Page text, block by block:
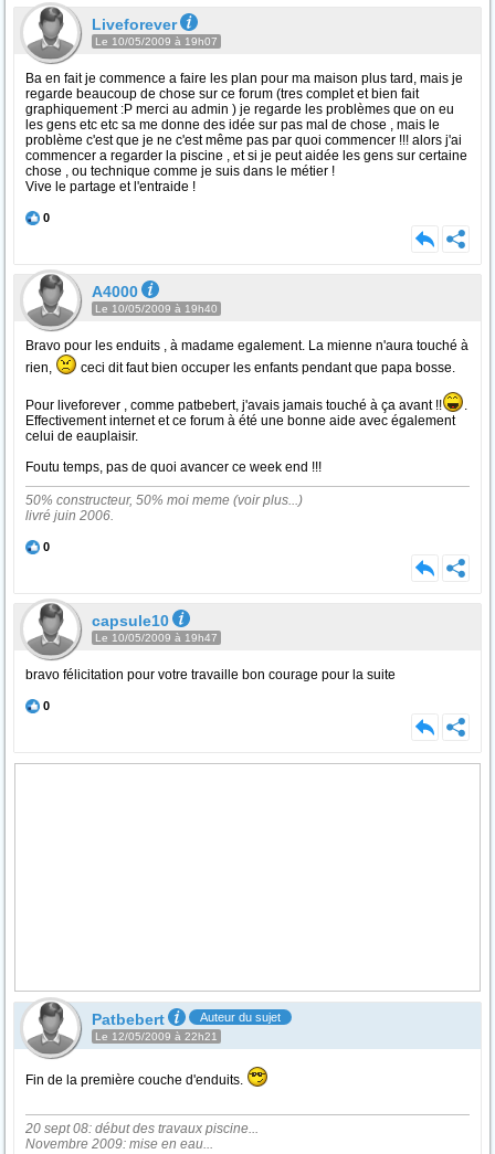
Liveforever
Le 10/05/2009 à 19h07
Ba en fait je commence a faire les plan pour ma maison plus tard, mais je
regarde beaucoup de chose sur ce forum (tres complet et bien fait
graphiquement :P merci au admin ) je regarde les problèmes que on eu
les gens etc etc sa me donne des idée sur pas mal de chose , mais le
problème c'est que je ne c'est même pas par quoi commencer !!! alors j'ai
commencer a regarder la piscine , et si je peut aidée les gens sur certaine
chose , ou technique comme je suis dans le métier !
Vive le partage et l'entraide !
0
A4000
Le 10/05/2009 à 19h40
Bravo pour les enduits , à madame egalement. La mienne n'aura touché à
rien,
ceci dit faut bien occuper les enfants pendant que papa bosse.
Pour liveforever , comme patbebert, j'avais jamais touché à ça avant !!
.
Effectivement internet et ce forum à été une bonne aide avec également
celui de eauplaisir.
Foutu temps, pas de quoi avancer ce week end !!!
50% constructeur, 50% moi meme (voir plus...)
livré juin 2006.
0
capsule10
Le 10/05/2009 à 19h47
bravo félicitation pour votre travaille bon courage pour la suite
0
Patbebert Auteur du sujet
Le 12/05/2009 à 22h21
Fin de la première couche d'enduits.
20 sept 08: début des travaux piscine...
Novembre 2009: mise en eau...